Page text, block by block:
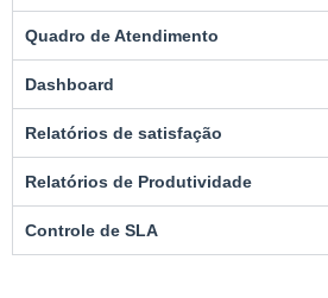
Quadro de Atendimento
Dashboard
Relatórios de satisfação
Relatórios de Produtividade
Controle de SLA